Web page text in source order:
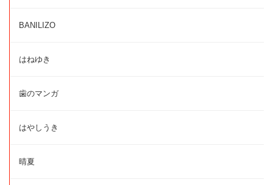
BANILIZO
はねゆき
歯のマンガ
はやしうき
晴夏